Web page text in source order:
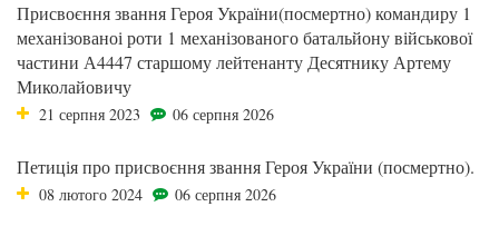
Присвоєння звання Героя України(посмертно) командиру 1
механізованоі роти 1 механізованого батальйону військової
частини А4447 старшому лейтенанту Десятнику Артему
Миколайовичу
21 серпня 2023 06 серпня 2026
Петиція про присвоєння звання Героя України (посмертно).
08 лютого 2024 06 серпня 2026